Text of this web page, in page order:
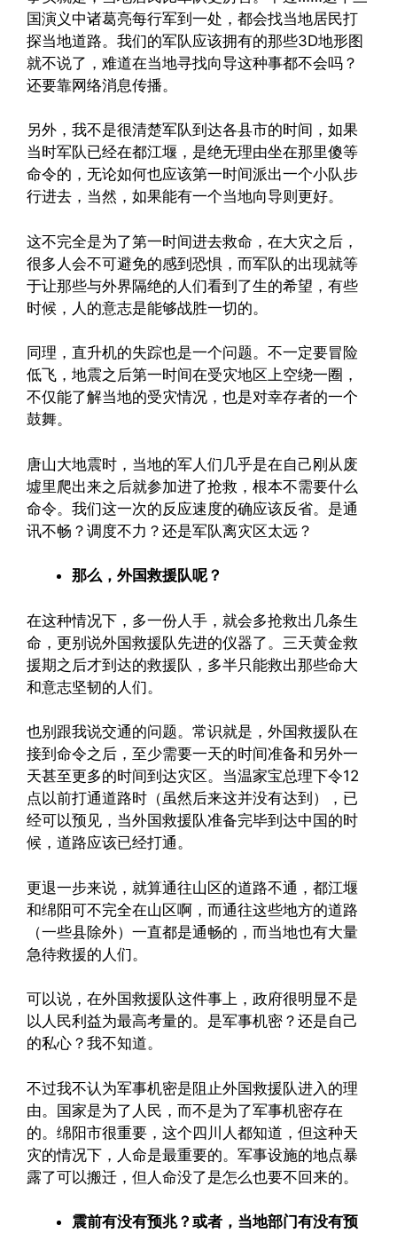
国演义中诸葛亮每行军到一处，都会找当地居民打
探当地道路。我们的军队应该拥有的那些3D地形图
就不说了，难道在当地寻找向导这种事都不会吗？
还要靠网络消息传播。
另外，我不是很清楚军队到达各县市的时间，如果
当时军队已经在都江堰，是绝无理由坐在那里傻等
命令的，无论如何也应该第一时间派出一个小队步
行进去，当然，如果能有一个当地向导则更好。
这不完全是为了第一时间进去救命，在大灾之后，
很多人会不可避免的感到恐惧，而军队的出现就等
于让那些与外界隔绝的人们看到了生的希望，有些
时候，人的意志是能够战胜一切的。
同理，直升机的失踪也是一个问题。不一定要冒险
低飞，地震之后第一时间在受灾地区上空绕一圈，
不仅能了解当地的受灾情况，也是对幸存者的一个
鼓舞。
唐山大地震时，当地的军人们几乎是在自己刚从废
墟里爬出来之后就参加进了抢救，根本不需要什么
命令。我们这一次的反应速度的确应该反省。是通
讯不畅？调度不力？还是军队离灾区太远？
那么，外国救援队呢？
在这种情况下，多一份人手，就会多抢救出几条生
命，更别说外国救援队先进的仪器了。三天黄金救
援期之后才到达的救援队，多半只能救出那些命大
和意志坚韧的人们。
也别跟我说交通的问题。常识就是，外国救援队在
接到命令之后，至少需要一天的时间准备和另外一
天甚至更多的时间到达灾区。当温家宝总理下令12
点以前打通道路时（虽然后来这并没有达到），已
经可以预见，当外国救援队准备完毕到达中国的时
候，道路应该已经打通。
更退一步来说，就算通往山区的道路不通，都江堰
和绵阳可不完全在山区啊，而通往这些地方的道路
（一些县除外）一直都是通畅的，而当地也有大量
急待救援的人们。
可以说，在外国救援队这件事上，政府很明显不是
以人民利益为最高考量的。是军事机密？还是自己
的私心？我不知道。
不过我不认为军事机密是阻止外国救援队进入的理
由。国家是为了人民，而不是为了军事机密存在
的。绵阳市很重要，这个四川人都知道，但这种天
灾的情况下，人命是最重要的。军事设施的地点暴
露了可以搬迁，但人命没了是怎么也要不回来的。
震前有没有预兆？或者，当地部门有没有预